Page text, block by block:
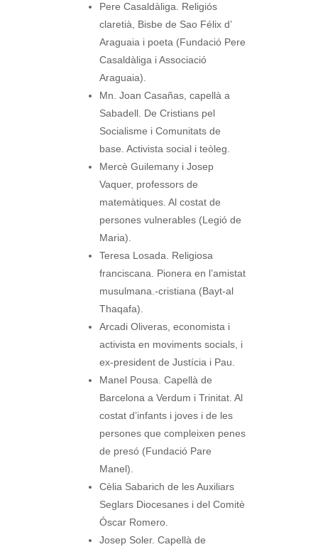
Pere Casaldàliga. Religiós
claretià, Bisbe de Sao Félix d’
Araguaia i poeta (Fundació Pere
Casaldàliga i Associació
Araguaia).
Mn. Joan Casañas, capellà a
Sabadell. De Cristians pel
Socialisme i Comunitats de
base. Activista social i teòleg.
Mercè Guilemany i Josep
Vaquer, professors de
matemàtiques. Al costat de
persones vulnerables (Legió de
Maria).
Teresa Losada. Religiosa
franciscana. Pionera en l’amistat
musulmana.-cristiana (Bayt-al
Thaqafa).
Arcadi Oliveras, economista i
activista en moviments socials, i
ex-president de Justícia i Pau.
Manel Pousa. Capellà de
Barcelona a Verdum i Trinitat. Al
costat d’infants i joves i de les
persones que compleixen penes
de presó (Fundació Pare
Manel).
Cèlia Sabarich de les Auxiliars
Seglars Diocesanes i del Comitè
Óscar Romero.
Josep Soler. Capellà de